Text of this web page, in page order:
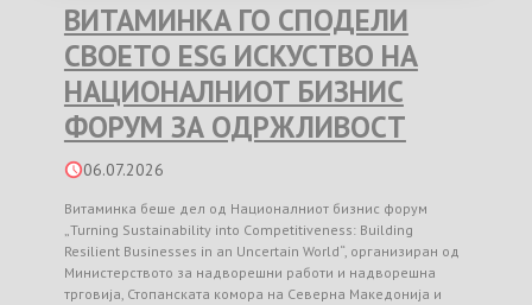
ВИТАМИНКА ГО СПОДЕЛИ
СВОЕТО ESG ИСКУСТВО НА
НАЦИОНАЛНИОТ БИЗНИС
ФОРУМ ЗА ОДРЖЛИВОСТ
06.07.2026
Витаминка беше дел од Националниот бизнис форум
„Turning Sustainability into Competitiveness: Building
Resilient Businesses in an Uncertain World“, организиран од
Министерството за надворешни работи и надворешна
трговија, Стопанската комора на Северна Македонија и